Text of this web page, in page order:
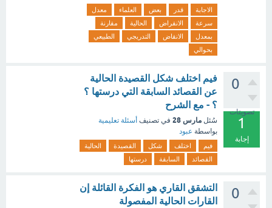
الاجابة قدر بعض العلماء
معدل
سرعة
الانقراض الحالية
مقارنة
بمعدل
الانقاض التدريجي
الطبيعي
بحوالي
0
تصويتات
1
إجابة
فيم اختلف شكل القصيدة الحالية
عن القصائد السابقة التي درستها ؟
؟ - مع الشرح
سُئل مارس 28 في تصنيف أسئلة تعليمية
بواسطة عبود
فيم اختلف شكل القصيدة
الحالية
القصائد
السابقة درستها
0
التشقق القاري هو الفكرة القائلة إن
القارات الحالية المفصولة